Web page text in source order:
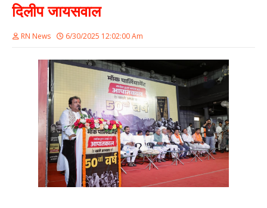
दिलीप जायसवाल
RN News 6/30/2025 12:02:00 Am